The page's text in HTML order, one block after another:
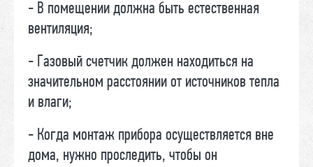
- В помещении должна быть естественная
вентиляция;
- Газовый счетчик должен находиться на
значительном расстоянии от источников тепла
и влаги;
- Когда монтаж прибора осуществляется вне
дома, нужно проследить, чтобы он